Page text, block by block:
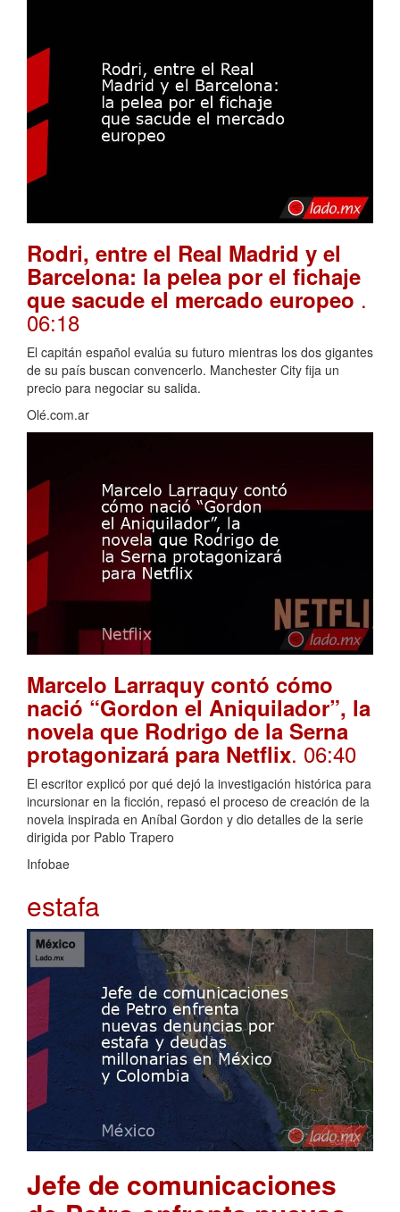
Rodri, entre el Real Madrid y el
Barcelona: la pelea por el fichaje
que sacude el mercado europeo .
06:18
El capitán español evalúa su futuro mientras los dos gigantes
de su país buscan convencerlo. Manchester City fija un
precio para negociar su salida.
Olé.com.ar
Marcelo Larraquy contó cómo
nació “Gordon el Aniquilador”, la
novela que Rodrigo de la Serna
protagonizará para Netflix. 06:40
El escritor explicó por qué dejó la investigación histórica para
incursionar en la ficción, repasó el proceso de creación de la
novela inspirada en Aníbal Gordon y dio detalles de la serie
dirigida por Pablo Trapero
Infobae
estafa
Jefe de comunicaciones